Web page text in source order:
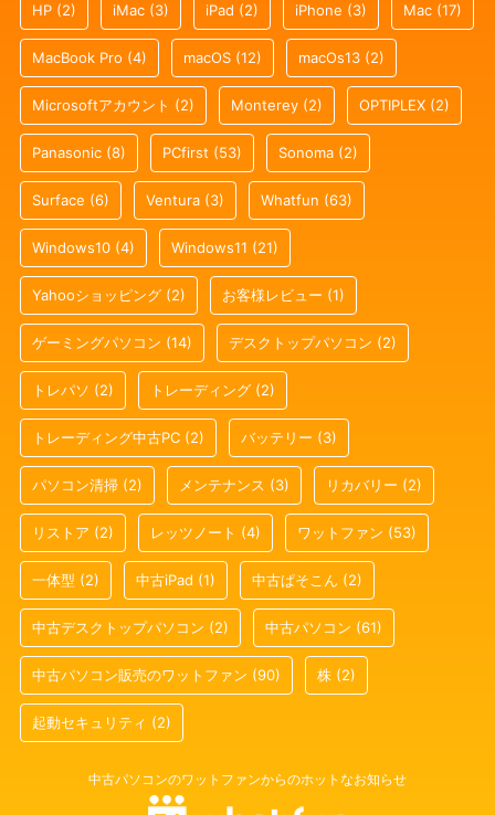
HP (2) iMac (3) iPad (2) iPhone (3) Mac (17)
MacBook Pro (4) macOS (12) macOs13 (2)
Microsoftアカウント (2) Monterey (2) OPTIPLEX (2)
Panasonic (8) PCfirst (53) Sonoma (2)
Surface (6) Ventura (3) Whatfun (63)
Windows10 (4) Windows11 (21)
Yahooショッピング (2) お客様レビュー (1)
ゲーミングパソコン (14) デスクトップパソコン (2)
トレパソ (2) トレーディング (2)
トレーディング中古PC (2) バッテリー (3)
パソコン清掃 (2) メンテナンス (3) リカバリー (2)
リストア (2) レッツノート (4) ワットファン (53)
一体型 (2) 中古iPad (1) 中古ぱそこん (2)
中古デスクトップパソコン (2) 中古パソコン (61)
中古パソコン販売のワットファン (90) 株 (2)
起動セキュリティ (2)
中古パソコンのワットファンからのホットなお知らせ